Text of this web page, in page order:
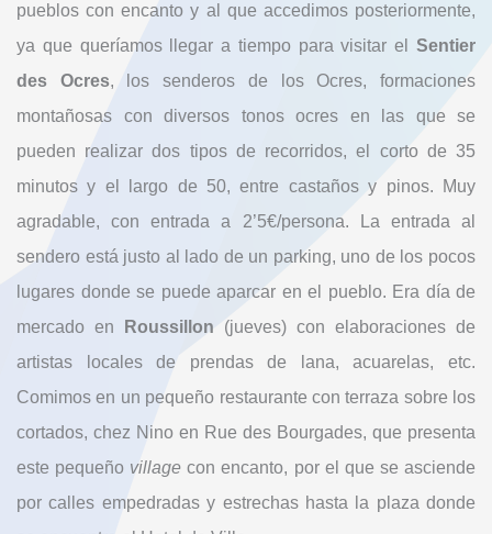
pueblos con encanto y al que accedimos posteriormente,
ya que queríamos llegar a tiempo para visitar el Sentier
des Ocres, los senderos de los Ocres, formaciones
montañosas con diversos tonos ocres en las que se
pueden realizar dos tipos de recorridos, el corto de 35
minutos y el largo de 50, entre castaños y pinos. Muy
agradable, con entrada a 2’5€/persona. La entrada al
sendero está justo al lado de un parking, uno de los pocos
lugares donde se puede aparcar en el pueblo. Era día de
mercado en
Roussillon (jueves) con elaboraciones de
artistas locales de prendas de lana, acuarelas, etc.
Comimos en un pequeño restaurante con terraza sobre los
cortados, chez Nino en Rue des Bourgades, que presenta
este pequeño villagecon encanto, por el que se asciende
por calles empedradas y estrechas hasta la plaza donde